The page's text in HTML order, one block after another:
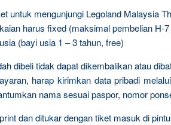
untuk mengunjungi Legoland Malaysia
harus fixed (maksimal pembelian H-
(bayi usia 1 – 3 tahun, free)
dibeli tidak dapat dikembalikan atau
harap kirimkan data pribadi
nama sesuai paspor, nomor
dan ditukar dengan tiket masuk di